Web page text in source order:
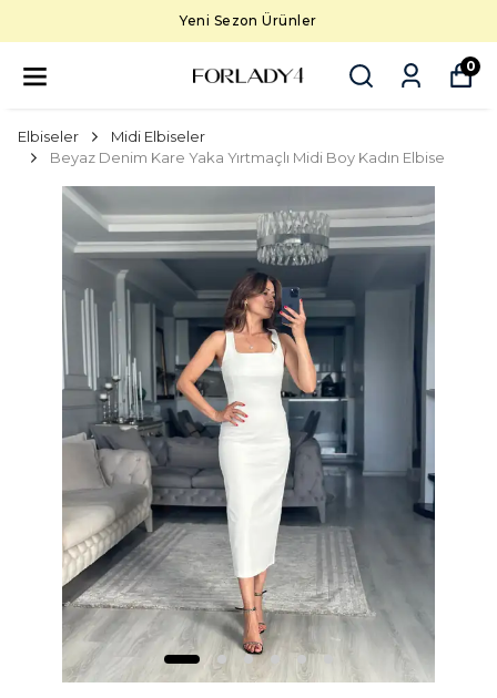
Yeni Sezon Ürünler
0
Elbiseler
Midi Elbiseler
Beyaz Denim Kare Yaka Yırtmaçlı Midi Boy Kadın Elbise